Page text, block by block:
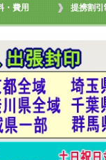
・費用 提携割引